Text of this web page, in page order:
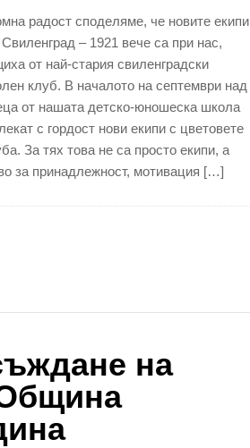
радост споделяме, че новите екипи
– 1921 вече са при нас,
от най-стария свиленградски
клуб. В началото на септември над
от нашата детско-юношеска школа
с гордост нови екипи с цветовете
За тях това не са просто екипи, а
за принадлежност, мотивация […]
на